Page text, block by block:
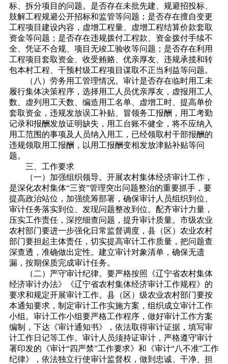
标、拆分项目的问题。是否存在未批先建、规避招投标、
肢解工程规避公开招标和监管等问题；是否存在擅自变更
工程项目建设内容，虚增工程量、虚增工程结算价款套取
资金等问题；是否存在违规拨付工程款、资金拨付手续不
全、凭证不合规、项目无竣工验收等问题；是否存在利用
工程项目套取资金、收受贿赂、优亲厚友、违规承揽和转
包本村工程、干预村级工程项目谋取不正当利益等问题。
（八）劳务用工管理情况。审计是否存在临时用工未
履行集体决策程序，选择用工人员优亲厚友，虚报用工人
数、虚列用工天数、编造用工名单、虚增工时、提高单价
套取资金，违规发放误工补贴、冒领务工报酬，用工考勤
记录和报酬发放证明缺失，用工台账不健全，将不应纳入
用工范围的事项及人员纳入用工，已经领取村干部报酬的
违规领取用工报酬，以用工报酬变相发放津贴补贴等问
题。
三、工作要求
（一）加强组织领导。开展农村集体经济审计工作，
是深化农村集体“三资”管理突出问题整治的重要抓手，要
提高政治站位，加强统筹部署，确保审计人员组织到位、
审计任务落实到位、发现问题整改到位。配齐审计力量，
压实工作责任，深挖细查问题，提升审计质量。市级农业
农村部门要进一步强化日常监督调度，县（区）农业农村
部门要担起主体责任，切实提高审计工作质量，把问题查
深查透，准确做出定性。建立审计对象清单，确保无遗
漏，按期保质完成审计任务。
（二）严守审计纪律。要严格按照《辽宁省农村集体
经济审计办法》《辽宁省农村集体经济审计工作规程》的
要求和规定开展审计工作。县（区）级农业农村部门要按
本通知要求，制定审计工作实施方案，组织成立审计工作
小组。审计工作小组要严格工作程序，做好审计工作方案
编制，下达《审计通知书》，依法取得审计证据，填写审
计工作日记等工作。审计人员须持证审计，严格遵守审计
署印发的《审计“四严禁”工作要求》和《审计“八不准”工作
纪律》，依法独立行使审计监督权，做到忠诚、干净、担